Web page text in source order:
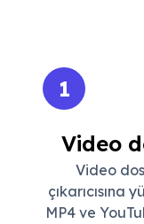
1
Video
Video
çıkarıcısına
MP4 ve